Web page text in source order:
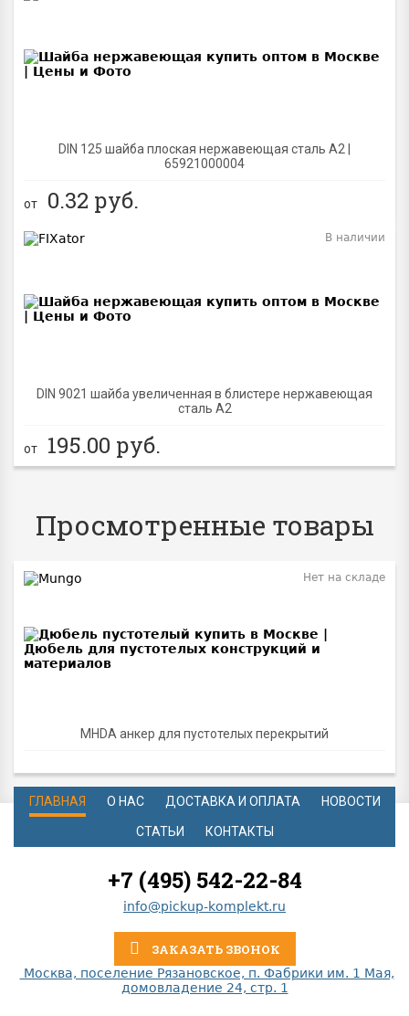
DIN 125 шайба плоская нержавеющая сталь A2 |
65921000004
от 0.32 руб.
DIN 9021 шайба увеличенная в блистере нержавеющая
сталь A2
В наличии
от 195.00 руб.
Просмотренные товары
MHDA анкер для пустотелых перекрытий
Нет на складе
ГЛАВНАЯ О НАС ДОСТАВКА И ОПЛАТА НОВОСТИ
СТАТЬИ КОНТАКТЫ
+7 (495) 542-22-84
info@pickup-komplekt.ru
ЗАКАЗАТЬ ЗВОНОК
Москва, поселение Рязановское, п. Фабрики им. 1 Мая,
домовладение 24, стр. 1